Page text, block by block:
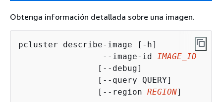
Obtenga información detallada sobre una imagen.
pcluster describe-image [-h]
                 --image-id
IMAGE_ID
                [--debug]
                [--query QUERY]
                [--region
REGION]